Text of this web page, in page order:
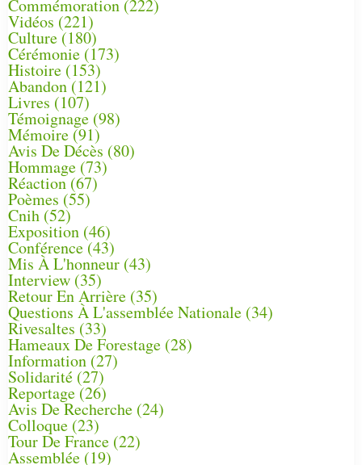
Commémoration (222)
Vidéos (221)
Culture(180)
Cérémonie (173)
Histoire (153)
Abandon(121)
Livres (107)
Témoignage (98)
Mémoire (91)
Avis De Décès (80)
Hommage (73)
Réaction(67)
Poèmes (55)
Cnih (52)
Exposition (46)
Conférence(43)
Mis À L'honneur (43)
Interview (35)
Retour En Arrière (35)
Questions À L'assemblée Nationale (34)
Rivesaltes (33)
Hameaux De Forestage (28)
Information (27)
Solidarité (27)
Reportage(26)
Avis De Recherche (24)
Colloque (23)
Tour De France (22)
Assemblée (19)